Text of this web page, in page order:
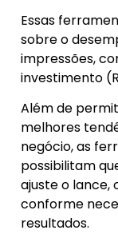
Essas
sobre o
impressões,
investimento
Além de
melhores
negócio, as
possibilitam
ajuste o lance,
conforme
resultados.